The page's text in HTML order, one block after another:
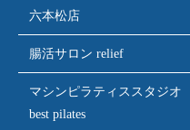
六本松店
腸活サロン relief
マシンピラティススタジオ
best pilates